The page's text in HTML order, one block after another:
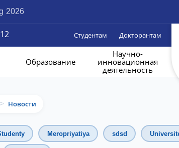
2026
Студентам Докторантам
Образование
Научно-
инновационная
деятельность
> Новости
Meropriyatiya sdsd